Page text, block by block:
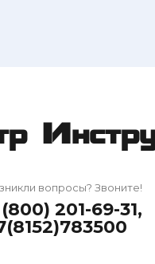
вопросы? Звоните!
201-69-31,